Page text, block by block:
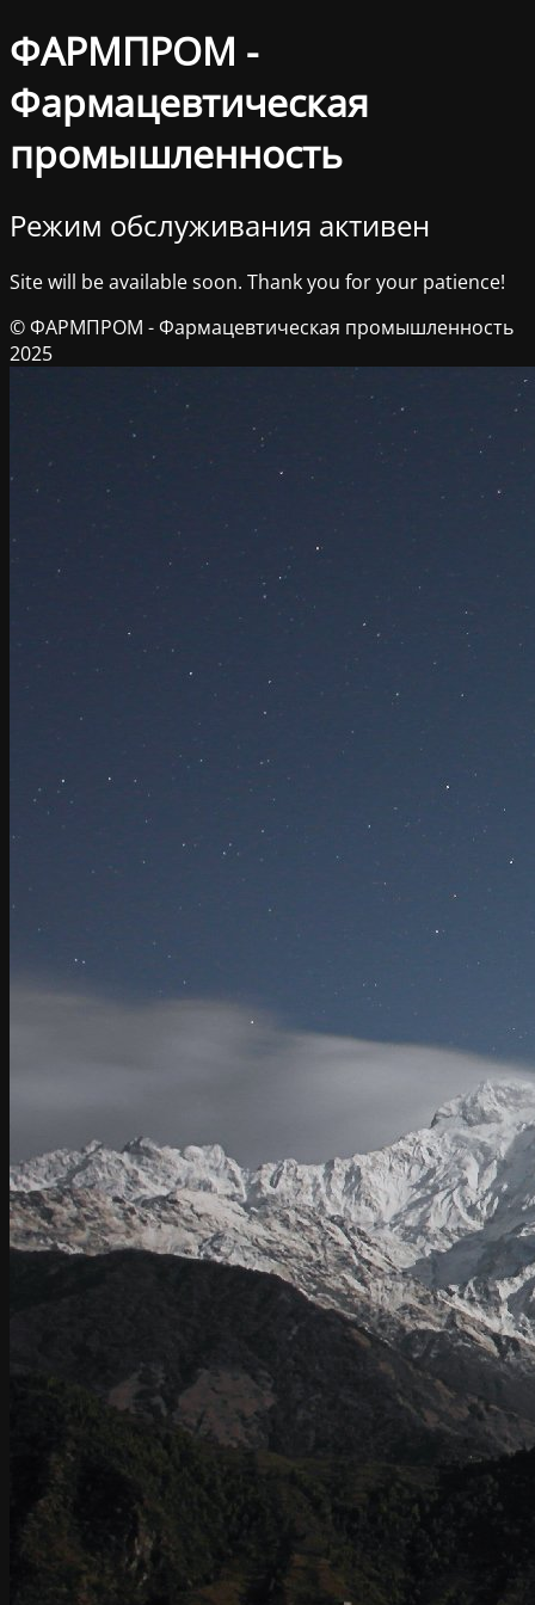
ФАРМПРОМ -
Фармацевтическая
промышленность
Режим обслуживания активен
Site will be available soon. Thank you for your patience!
© ФАРМПРОМ - Фармацевтическая промышленность
2025